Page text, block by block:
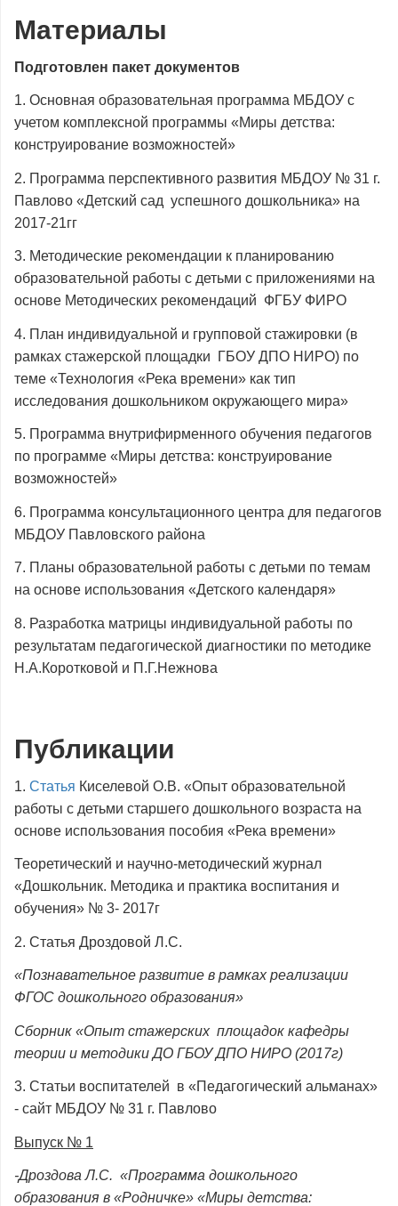
Материалы
Подготовлен пакет документов
1. Основная образовательная программа МБДОУ с
учетом комплексной программы «Миры детства:
конструирование возможностей»
2. Программа перспективного развития МБДОУ № 31 г.
Павлово «Детский сад успешного дошкольника» на
2017-21гг
3. Методические рекомендации к планированию
образовательной работы с детьми с приложениями на
основе Методических рекомендаций ФГБУ ФИРО
4. План индивидуальной и групповой стажировки (в
рамках стажерской площадки ГБОУ ДПО НИРО) по
теме «Технология «Река времени» как тип
исследования дошкольником окружающего мира»
5. Программа внутрифирменного обучения педагогов
по программе «Миры детства: конструирование
возможностей»
6. Программа консультационного центра для педагогов
МБДОУ Павловского района
7. Планы образовательной работы с детьми по темам
на основе использования «Детского календаря»
8. Разработка матрицы индивидуальной работы по
результатам педагогической диагностики по методике
Н.А.Коротковой и П.Г.Нежнова
Публикации
1. Статья Киселевой О.В. «Опыт образовательной
работы с детьми старшего дошкольного возраста на
основе использования пособия «Река времени»
Теоретический и научно-методический журнал
«Дошкольник. Методика и практика воспитания и
обучения» № 3- 2017г
2. Статья Дроздовой Л.С.
«Познавательное развитие в рамках реализации
ФГОС дошкольного образования»
Сборник «Опыт стажерских площадок кафедры
теории и методики ДО ГБОУ ДПО НИРО (2017г)
3. Статьи воспитателей в «Педагогический альманах»
- сайт МБДОУ № 31 г. Павлово
Выпуск № 1
-Дроздова Л.С. «Программа дошкольного
образования в «Родничке» «Миры детства: